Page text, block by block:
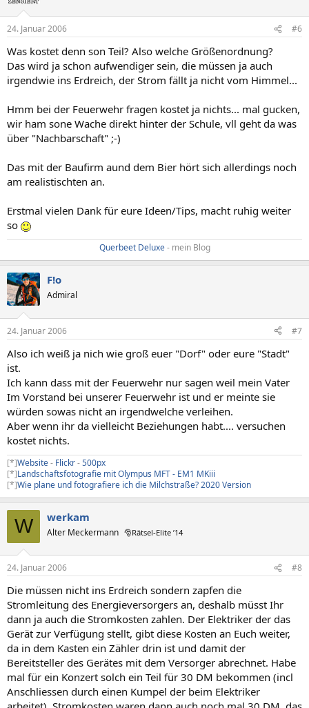
24. Januar 2006 #6
Was kostet denn son Teil? Also welche Größenordnung?
Das wird ja schon aufwendiger sein, die müssen ja auch
irgendwie ins Erdreich, der Strom fällt ja nicht vom Himmel...
Hmm bei der Feuerwehr fragen kostet ja nichts... mal gucken,
wir ham sone Wache direkt hinter der Schule, vll geht da was
über "Nachbarschaft" ;-)
Das mit der Baufirm aund dem Bier hört sich allerdings noch
am realistischten an.
Erstmal vielen Dank für eure Ideen/Tips, macht ruhig weiter
so
Querbeet Deluxe- mein Blog​
F!o
Admiral
24. Januar 2006 #7
Also ich weiß ja nich wie groß euer "Dorf" oder eure "Stadt"
ist.
Ich kann dass mit der Feuerwehr nur sagen weil mein Vater
Im Vorstand bei unserer Feuerwehr ist und er meinte sie
würden sowas nicht an irgendwelche verleihen.
Aber wenn ihr da vielleicht Beziehungen habt.... versuchen
kostet nichts.
[*]Website- Flickr-500px
[*]Landschaftsfotografie mit Olympus MFT - EM1 MKiii
[*]Wie plane und fotografiere ich die Milchstraße? 2020 Version
W werkam
Alter Meckermann 🎅Rätsel-Elite ’14
24. Januar 2006 #8
Die müssen nicht ins Erdreich sondern zapfen die
Stromleitung des Energieversorgers an, deshalb müsst Ihr
dann ja auch die Stromkosten zahlen. Der Elektriker der das
Gerät zur Verfügung stellt, gibt diese Kosten an Euch weiter,
da in dem Kasten ein Zähler drin ist und damit der
Bereitsteller des Gerätes mit dem Versorger abrechnet. Habe
mal für ein Konzert solch ein Teil für 30 DM bekommen (incl
Anschliessen durch einen Kumpel der beim Elektriker